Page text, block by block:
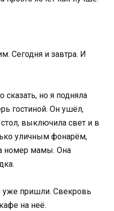
Сегодня и завтра. И
сказать, но я подняла
гостиной. Он ушёл,
выключила свет и в
уличным фонарём,
номер мамы. Она
пришли. Свекровь
на неё.